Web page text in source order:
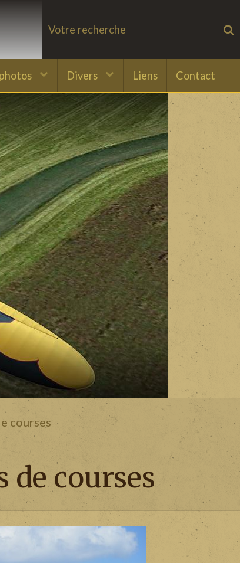
Divers Liens Contact
courses
courses